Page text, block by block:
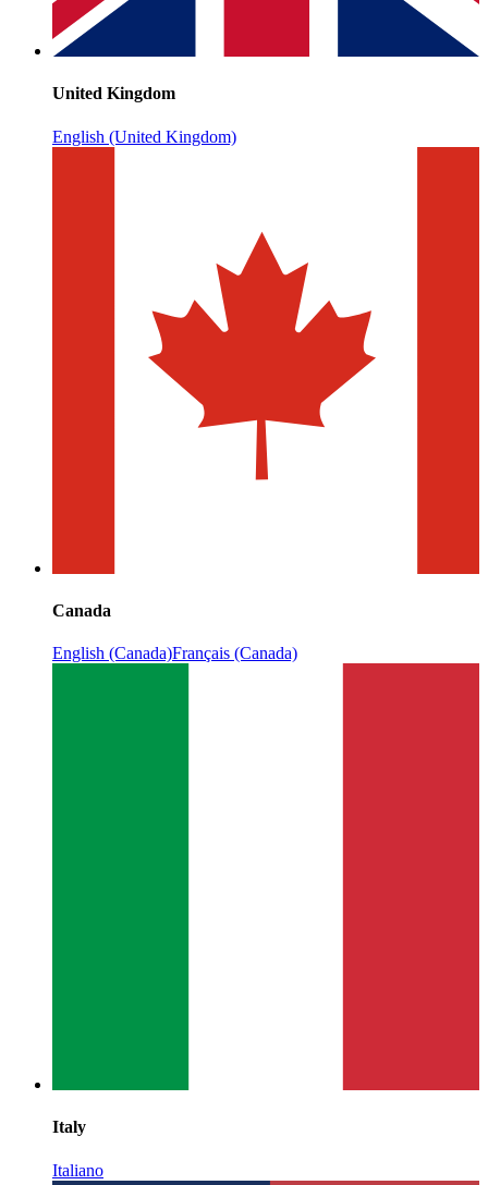
United Kingdom
English (United Kingdom)
Canada
English (Canada)Français (Canada)
Italy
Italiano